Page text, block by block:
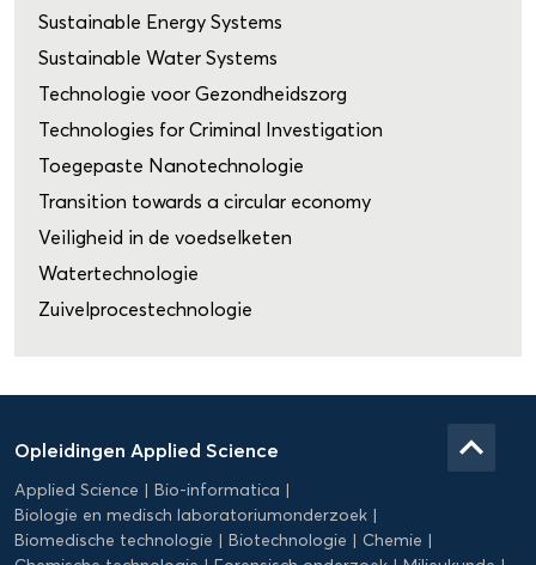
Sustainable Energy Systems
Sustainable Water Systems
Technologie voor Gezondheidszorg
Technologies for Criminal Investigation
Toegepaste Nanotechnologie
Transition towards a circular economy
Veiligheid in de voedselketen
Watertechnologie
Zuivelprocestechnologie
Applied
Science
Opleidingen Applied Science
Applied Science
Bio-informatica
Biologie en medisch laboratoriumonderzoek
Biomedische technologie
Biotechnologie
Chemie
keyboard_arrow_up